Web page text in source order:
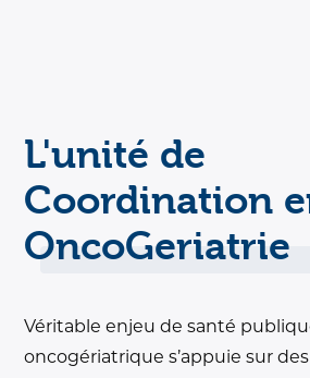
L'unité de
Coordination
OncoGeriatrie
Véritable enjeu de santé
oncogériatrique s’appuie sur